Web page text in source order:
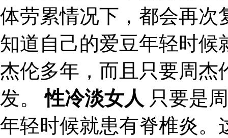
体劳累情况下，都会再次
知道自己的爱豆年轻时候
杰伦多年，而且只要周杰
发。性冷淡女人 只要是
年轻时候就患有脊椎炎。